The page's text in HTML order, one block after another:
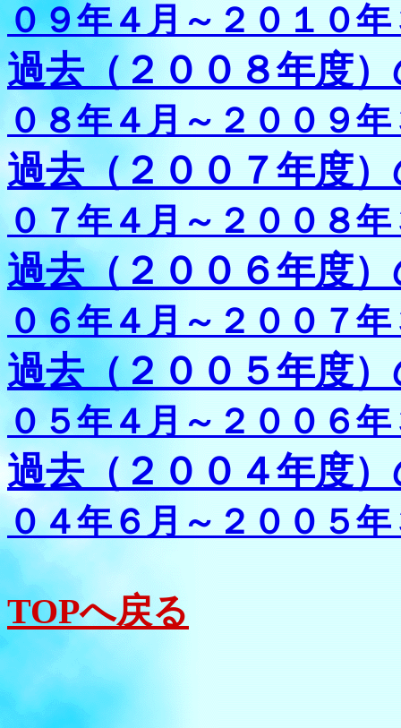
０９年４月～２０１０
過去（２００８年度
０８年４月～２００９
過去（２００７年度
０７年４月～２００８年
過去（２００６年度
０６年４月～２００７
過去（２００５年度
０５年４月～２００６
過去（２００４年度
０４年６月～２００５年
TOPへ戻る